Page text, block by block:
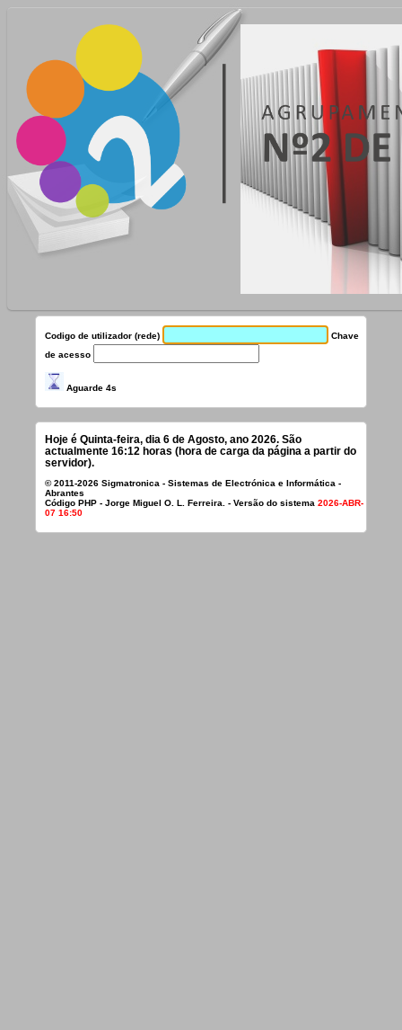
Codigo de utilizador (rede)
Chave
de acesso
Aguarde 3s
actualmente 16:12 horas (hora de carga da página a partir do
servidor).
Abrantes
Código PHP - Jorge Miguel O. L. Ferreira. - Versão do sistema
07 16:50